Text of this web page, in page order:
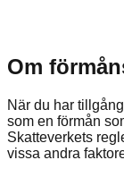
Om
När du har
som en förmån
Skatteverkets
vissa andra